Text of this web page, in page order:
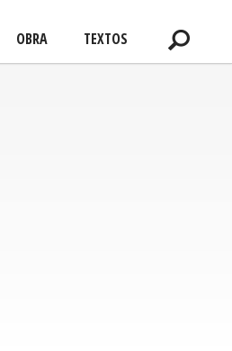
OBRA TEXTOS